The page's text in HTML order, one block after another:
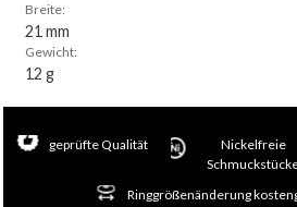
Breite:
21 mm
Gewicht:
12 g
geprüfte Qualität
Nickelfreie
Ringgrößenänderung